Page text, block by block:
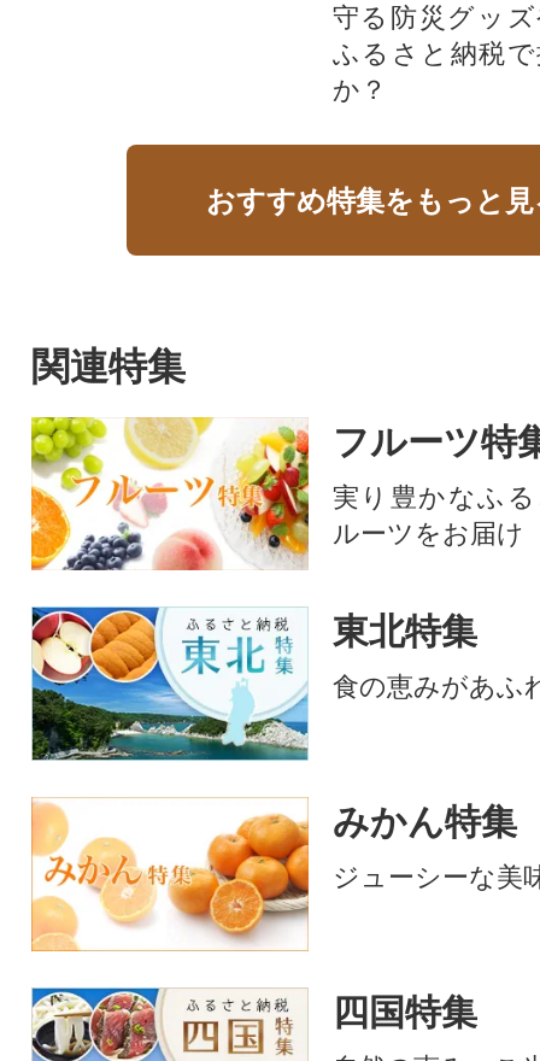
守る防災グッ
ふるさと納税
か？
おすすめ特集をもっと
関連特集
フルーツ特
実り豊かなふ
ルーツをお届け
東北特集
食の恵みがあふ
みかん特集
ジューシーな美
四国特集